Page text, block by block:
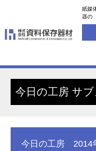
紙媒
器の
今日の工房 サ
今日の工房 2014